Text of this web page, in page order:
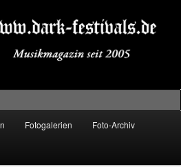
Fotogalerien Foto-Archiv